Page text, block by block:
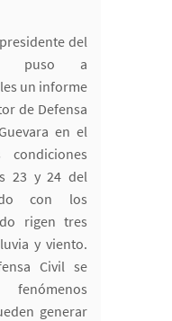
del
puso a
un informe
de Defensa
en el
23 y 24 del
con los
rigen tres
y viento.
Civil se
generar